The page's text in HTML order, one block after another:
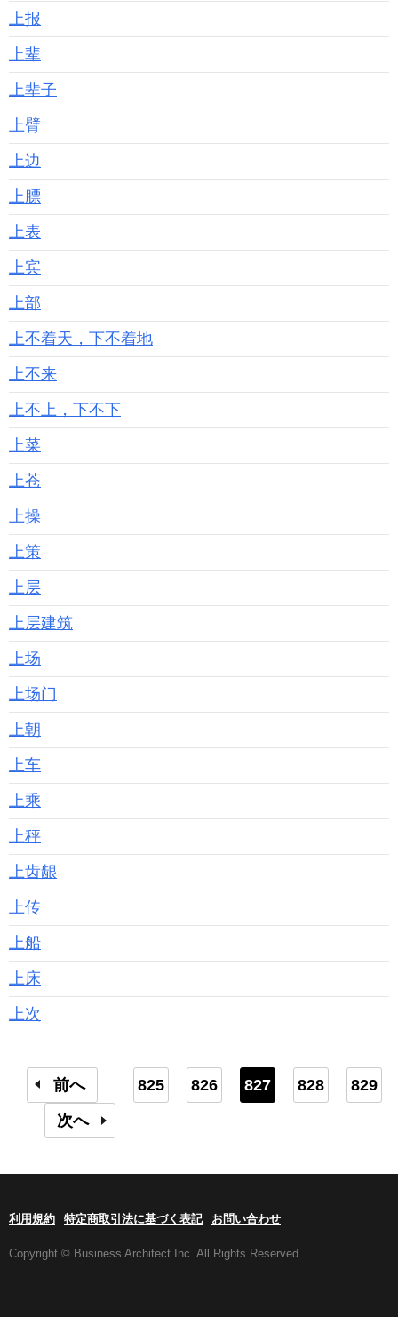
上报
上辈
上辈子
上臂
上边
上膘
上表
上宾
上部
上不着天，下不着地
上不来
上不上，下不下
上菜
上苍
上操
上策
上层
上层建筑
上场
上场门
上朝
上车
上乘
上秤
上齿龈
上传
上船
上床
上次
前へ 825 826 827 828
829
次へ
利用規約 特定商取引法に基づく表記 お問い合わせ
Copyright © Business Architect Inc. All Rights Reserved.